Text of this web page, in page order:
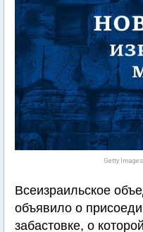
Getty
Всеизраильское
объявило о
забастовке, о